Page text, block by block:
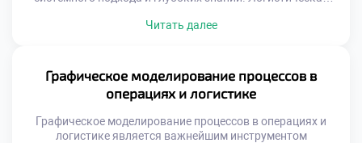
потребителями товаров. От её качества зависит скорость
компании. Выпускники должны уметь проектировать
такие сложные структуры. Профессионализм в этой
области гарантирует востребованность на рынке […]
Читать далее
Графическое моделирование процессов в
операциях и логистике
Графическое моделирование процессов в операциях и
логистике является важнейшим инструментом